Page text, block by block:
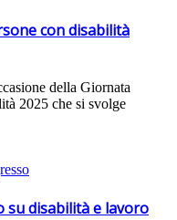
con disabilità
della Giornata
2025 che si svolge
su disabilità e lavoro